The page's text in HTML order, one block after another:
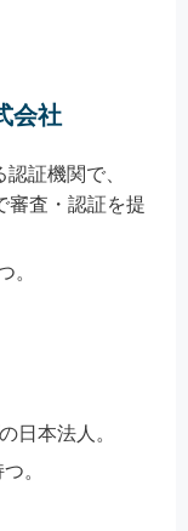
会社
証機関で、
審査・認証を提
。
日本法人。
。